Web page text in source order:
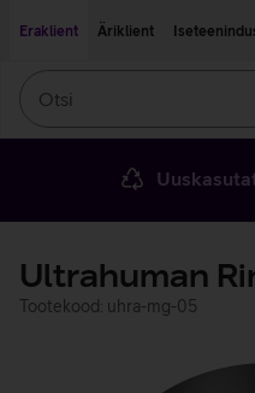
Eraklient
Äriklient
Ultrahuman
Tootekood: uhra-mg-05